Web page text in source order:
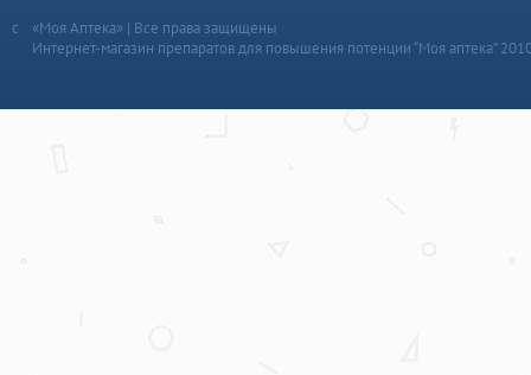
«Моя Аптека» | Все права защищены
Интернет-магазин препаратов для повышения потенции “Моя аптека”